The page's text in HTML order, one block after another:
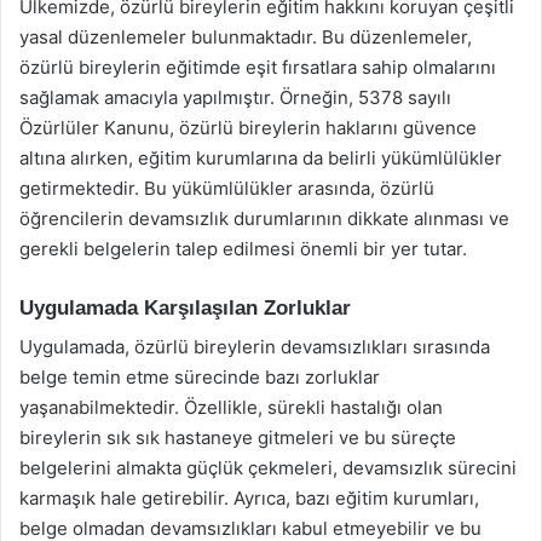
Ülkemizde, özürlü bireylerin eğitim hakkını koruyan çeşitli
yasal düzenlemeler bulunmaktadır. Bu düzenlemeler,
özürlü bireylerin eğitimde eşit fırsatlara sahip olmalarını
sağlamak amacıyla yapılmıştır. Örneğin, 5378 sayılı
Özürlüler Kanunu, özürlü bireylerin haklarını güvence
altına alırken, eğitim kurumlarına da belirli yükümlülükler
getirmektedir. Bu yükümlülükler arasında, özürlü
öğrencilerin devamsızlık durumlarının dikkate alınması ve
gerekli belgelerin talep edilmesi önemli bir yer tutar.
Uygulamada Karşılaşılan Zorluklar
Uygulamada, özürlü bireylerin devamsızlıkları sırasında
belge temin etme sürecinde bazı zorluklar
yaşanabilmektedir. Özellikle, sürekli hastalığı olan
bireylerin sık sık hastaneye gitmeleri ve bu süreçte
belgelerini almakta güçlük çekmeleri, devamsızlık sürecini
karmaşık hale getirebilir. Ayrıca, bazı eğitim kurumları,
belge olmadan devamsızlıkları kabul etmeyebilir ve bu